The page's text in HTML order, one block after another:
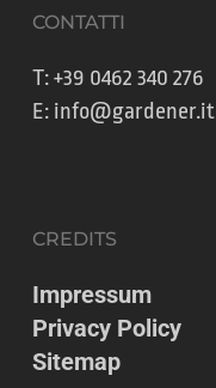
CONTATTI
T:+39 0462 340 276
E: info@gardener.it
CREDITS
Impressum
Privacy Policy
Sitemap